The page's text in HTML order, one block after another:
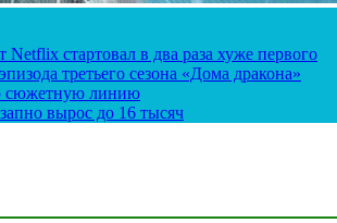
Netflix стартовал в два раза хуже первого
третьего сезона «Дома дракона»
сюжетную линию
вырос до 16 тысяч